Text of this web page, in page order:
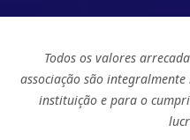
Todos os valores
associação são
instituição e para o